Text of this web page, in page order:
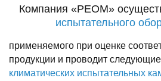
Компания «РЕОМ»
испытательного
применяемого при оценке
продукции и проводит
климатических испытательных